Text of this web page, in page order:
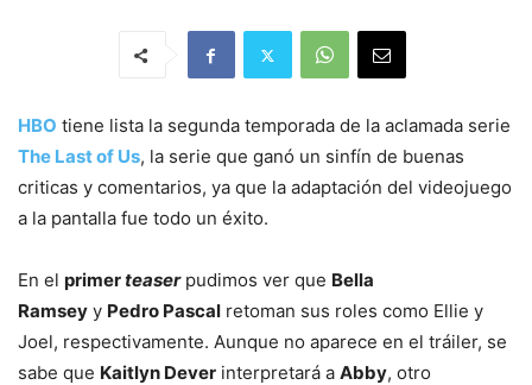
HBO tiene lista la segunda temporada de la aclamada serie
The Last of Us, la serie que ganó un sinfín de buenas
criticas y comentarios, ya que la adaptación del videojuego
a la pantalla fue todo un éxito.
En el primerteaserpudimos ver que Bella
Ramsey y Pedro Pascal retoman sus roles como Ellie y
Joel, respectivamente. Aunque no aparece en el tráiler, se
sabe que Kaitlyn Dever interpretará a Abby, otro